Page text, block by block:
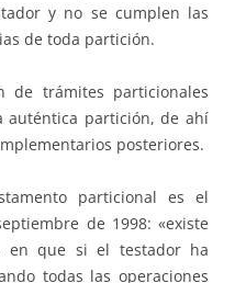
y no se cumplen las
de toda partición.
de trámites particionales
auténtica partición, de ahí
posteriores.
particional es el
de 1998: «existe
en que si el testador ha
todas las operaciones